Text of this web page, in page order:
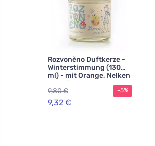
Rozvoněno Duftkerze -
Winterstimmung (130
ml) - mit Orange, Nelken
und Zimt
9,80 €
9,32 €
-5%